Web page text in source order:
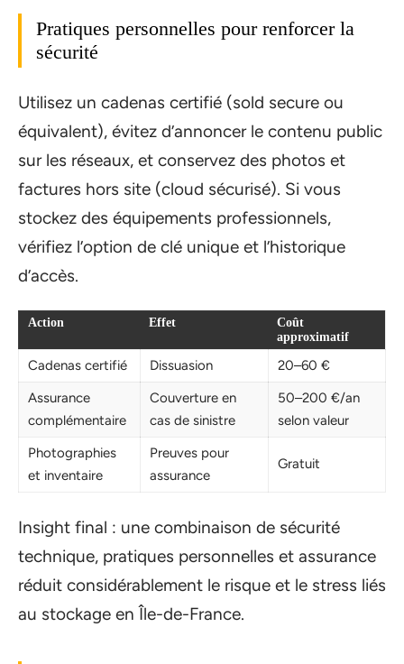
Pratiques personnelles pour renforcer la
sécurité
Utilisez un cadenas certifié (sold secure ou
équivalent), évitez d’annoncer le contenu public
sur les réseaux, et conservez des photos et
factures hors site (cloud sécurisé). Si vous
stockez des équipements professionnels,
vérifiez l’option de clé unique et l’historique
d’accès.
Action Effet
Coût
approximatif
Cadenas certifié Dissuasion
20–60 €
Assurance
complémentaire
Couverture en
cas de sinistre
50–200 €/an
selon valeur
Photographies
et inventaire
Preuves pour
assurance
Gratuit
Insight final : une combinaison de sécurité
technique, pratiques personnelles et assurance
réduit considérablement le risque et le stress liés
au stockage en Île-de-France.